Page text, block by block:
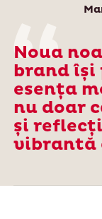
Noua
brand își
esența
nu doar
și
vibrantă